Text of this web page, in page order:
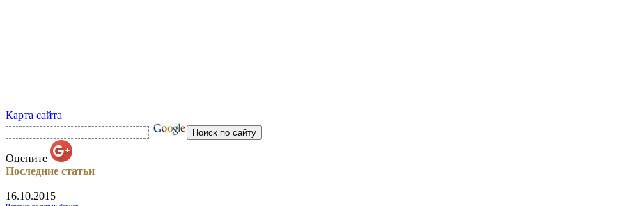
Карта сайта
Оцените
Последние статьи
16.10.2015